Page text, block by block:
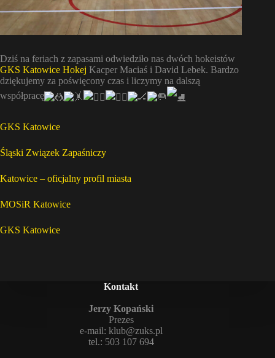
Dziś na feriach z zapasami odwiedziło nas dwóch hokeistów
GKS Katowice Hokej Kacper Maciaś i David Lebek. Bardzo
dziękujemy za poświęcony czas i liczymy na dalszą
współpracę
GKS Katowice
Śląski Związek Zapaśniczy
Katowice – oficjalny profil miasta
MOSiR Katowice
GKS Katowice
Kontakt
Jerzy Kopański
Prezes
e-mail: klub@zuks.pl
tel.: 503 107 694